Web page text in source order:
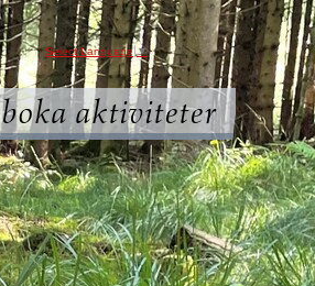
Select Language ▼
boka aktiviteter